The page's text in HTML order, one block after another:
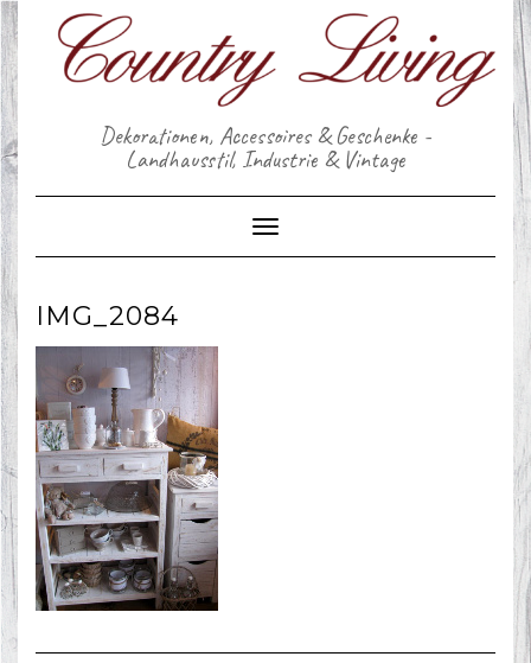
Skip
to
content
Dekorationen, Accessoires & Geschenke -
Landhausstil, Industrie & Vintage
Toggle Navigation
IMG_2084